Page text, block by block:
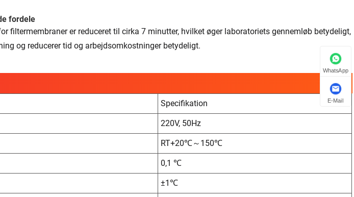
fordele
filtermembraner er reduceret til cirka 7 minutter, hvilket øger laboratoriets gennemløb betydeligt,
og reducerer tid og arbejdsomkostninger betydeligt.
Specifikation
220V, 50Hz
RT+20℃～150℃
0,1 ℃
±1℃
WhatsApp
E-Mail